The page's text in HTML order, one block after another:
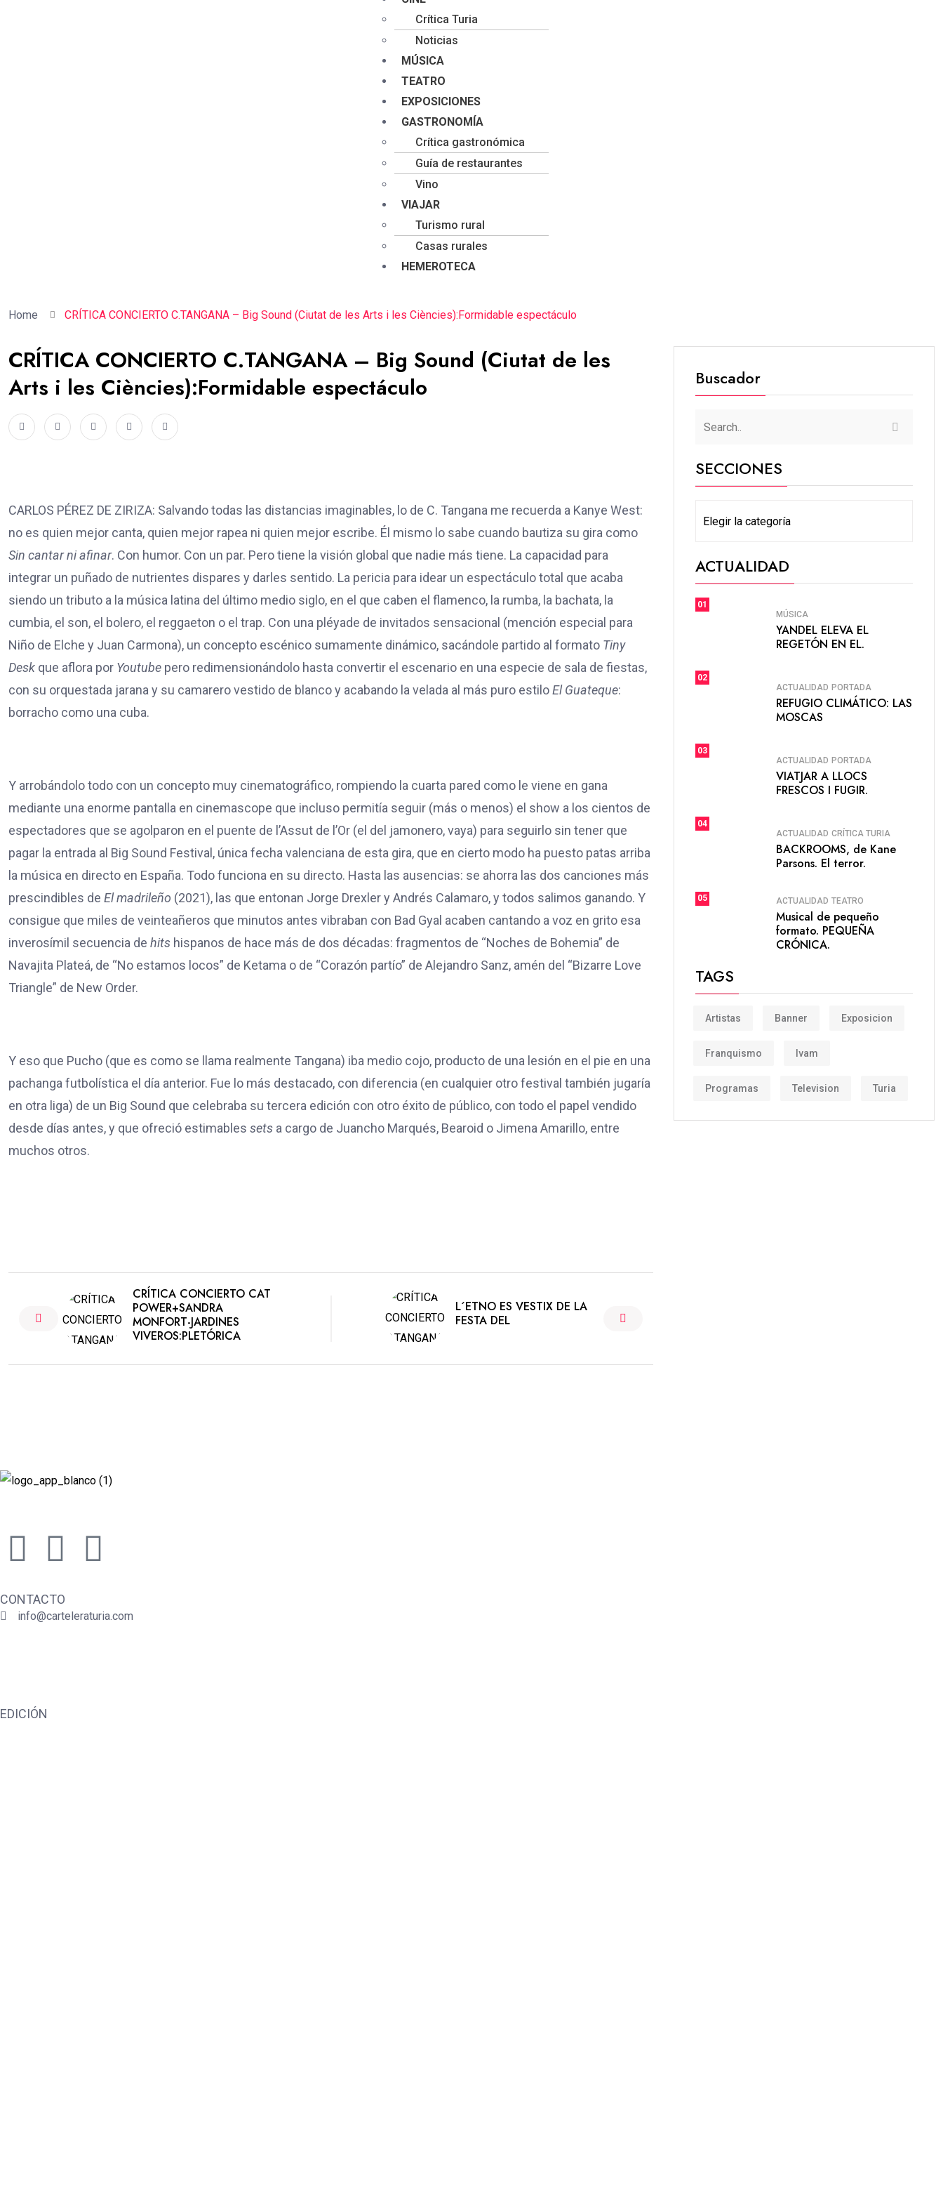
Crítica Turia
Noticias
MÚSICA
TEATRO
EXPOSICIONES
GASTRONOMÍA
Crítica gastronómica
Guía de restaurantes
Vino
VIAJAR
Turismo rural
Casas rurales
HEMEROTECA
Home CRÍTICA CONCIERTO C.TANGANA – Big Sound (Ciutat de les Arts i les Ciències):Formidable espectáculo
CRÍTICA CONCIERTO C.TANGANA – Big Sound (Ciutat de les
Arts i les Ciències):Formidable espectáculo
CARLOS PÉREZ DE ZIRIZA: Salvando todas las distancias imaginables, lo de C. Tangana me recuerda a Kanye West:
no es quien mejor canta, quien mejor rapea ni quien mejor escribe. Él mismo lo sabe cuando bautiza su gira como
Sin cantar ni afinar. Con humor. Con un par. Pero tiene la visión global que nadie más tiene. La capacidad para
integrar un puñado de nutrientes dispares y darles sentido. La pericia para idear un espectáculo total que acaba
siendo un tributo a la música latina del último medio siglo, en el que caben el flamenco, la rumba, la bachata, la
cumbia, el son, el bolero, el reggaeton o el trap. Con una pléyade de invitados sensacional (mención especial para
Niño de Elche y Juan Carmona), un concepto escénico sumamente dinámico, sacándole partido al formato Tiny
Desk que aflora por Youtube pero redimensionándolo hasta convertir el escenario en una especie de sala de fiestas,
con su orquestada jarana y su camarero vestido de blanco y acabando la velada al más puro estiloEl Guateque:
borracho como una cuba.
Y arrobándolo todo con un concepto muy cinematográfico, rompiendo la cuarta pared como le viene en gana
mediante una enorme pantalla en cinemascope que incluso permitía seguir (más o menos) el show a los cientos de
espectadores que se agolparon en el puente de l’Assut de l’Or (el del jamonero, vaya) para seguirlo sin tener que
pagar la entrada al Big Sound Festival, única fecha valenciana de esta gira, que en cierto modo ha puesto patas arriba
la música en directo en España. Todo funciona en su directo. Hasta las ausencias: se ahorra las dos canciones más
prescindibles de El madrileño (2021), las que entonan Jorge Drexler y Andrés Calamaro, y todos salimos ganando. Y
consigue que miles de veinteañeros que minutos antes vibraban con Bad Gyal acaben cantando a voz en grito esa
inverosímil secuencia de hits hispanos de hace más de dos décadas: fragmentos de “Noches de Bohemia” de
Navajita Plateá, de “No estamos locos” de Ketama o de “Corazón partío” de Alejandro Sanz, amén del “Bizarre Love
Triangle” de New Order.
Y eso que Pucho (que es como se llama realmente Tangana) iba medio cojo, producto de una lesión en el pie en una
pachanga futbolística el día anterior. Fue lo más destacado, con diferencia (en cualquier otro festival también jugaría
en otra liga) de un Big Sound que celebraba su tercera edición con otro éxito de público, con todo el papel vendido
desde días antes, y que ofreció estimables sets a cargo de Juancho Marqués, Bearoid o Jimena Amarillo, entre
muchos otros.
CRÍTICA CONCIERTO CAT
POWER+SANDRA
MONFORT-JARDINES
VIVEROS:PLETÓRICA
L´ETNO ES VESTIX DE LA
FESTA DEL
Buscador
SECCIONES
ACTUALIDAD
01
MÚSICA
YANDEL ELEVA EL
REGETÓN EN EL.
02
ACTUALIDAD PORTADA
REFUGIO CLIMÁTICO: LAS
MOSCAS
03
ACTUALIDAD PORTADA
VIATJAR A LLOCS
FRESCOS I FUGIR.
04
ACTUALIDAD CRÍTICA TURIA
BACKROOMS, de Kane
Parsons. El terror.
05 ACTUALIDAD TEATRO
Musical de pequeño
formato. PEQUEÑA
CRÓNICA.
TAGS
Artistas Banner Exposicion
Franquismo Ivam
Programas Television Turia
CONTACTO
info@carteleraturia.com
EDICIÓN